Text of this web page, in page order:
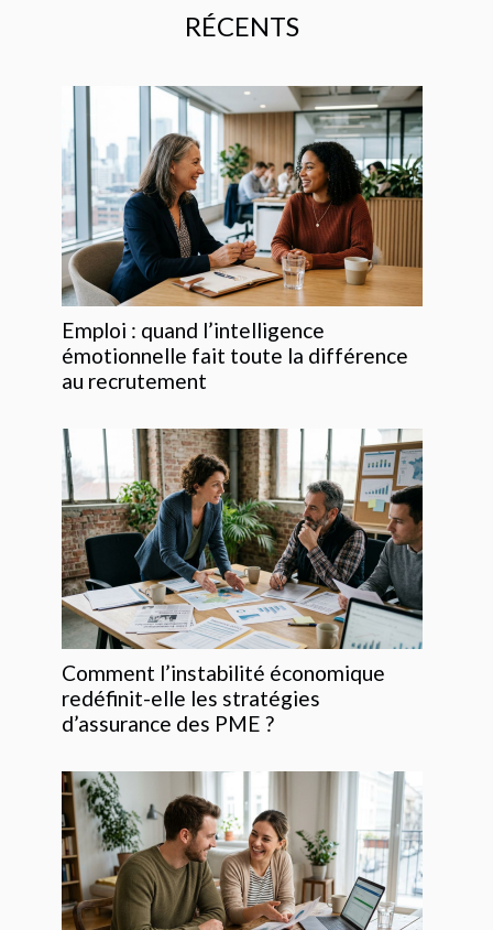
RÉCENTS
Emploi : quand l’intelligence
émotionnelle fait toute la différence
au recrutement
Comment l’instabilité économique
redéfinit-elle les stratégies
d’assurance des PME ?